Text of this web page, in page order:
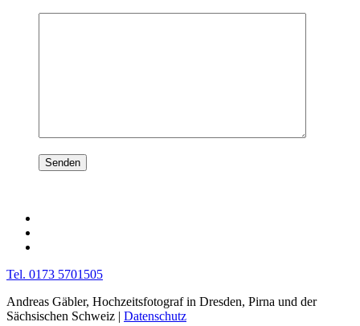
Tel. 0173 5701505
Andreas Gäbler, Hochzeitsfotograf in Dresden, Pirna und der
Sächsischen Schweiz | Datenschutz